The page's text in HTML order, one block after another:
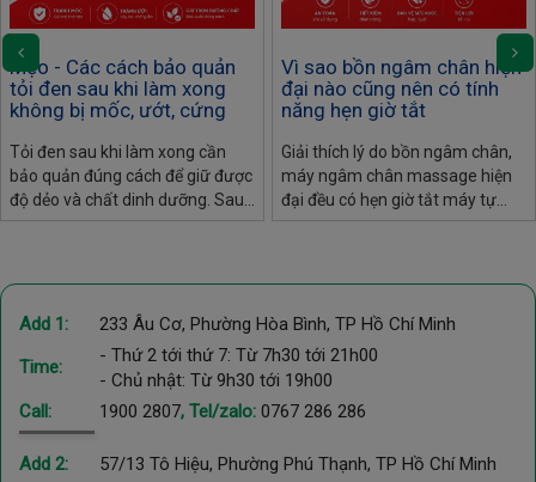
Mẹo - Các cách bảo quản
tỏi đen sau khi làm xong
không bị mốc, ướt, cứng
Tỏi đen sau khi làm xong cần
bảo quản đúng cách để giữ được
độ dẻo và chất dinh dưỡng. Sau
đây là các bảo quản và cách xử
Vì sao bồn ngâm chân hiện
đại nào cũng nên có tính
năng hẹn giờ tắt
Giải thích lý do bồn ngâm chân,
máy ngâm chân massage hiện
đại đều có hẹn giờ tắt máy tự
động: an toàn điện, bảo vệ sức
Add 1: 233 Âu Cơ, Phường Hòa Bình, TP Hồ Chí Minh
Time:
- Thứ 2 tới thứ 7: Từ 7h30 tới 21h00
- Chủ nhật: Từ 9h30 tới 19h00
Call:
1900 2807, Tel/zalo: 0767 286 286
Add 2:
57/13 Tô Hiệu, Phường Phú Thạnh, TP Hồ Chí Minh